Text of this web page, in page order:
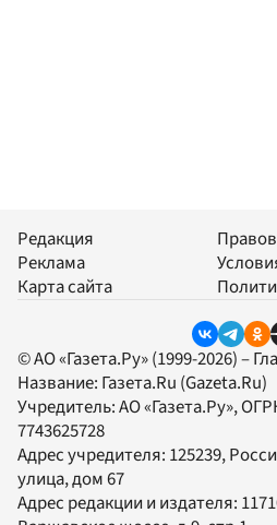
Редакция
Реклама
Карта сайта
© АО «Газета.Ру» (1999-2026) –
Название: Газета.Ru (Gazeta.Ru)
Учредитель:АО «Газета.Ру»,
7743625728
Адрес учредителя: 125239,
улица, дом 67
Адрес редакции и издателя: